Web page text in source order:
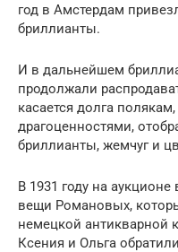
год в Амстердам
бриллианты.
И в дальнейшем
продолжали
касается долга
драгоценностями,
бриллианты, жемчуг и
В 1931 году на
вещи Романовых,
немецкой антикварной
Ксения и Ольга